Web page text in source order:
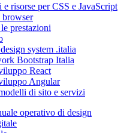
risorse per CSS e JavaScript
browser
prestazioni
system .italia
Bootstrap Italia
React
Angular
di sito e servizi
operativo di design